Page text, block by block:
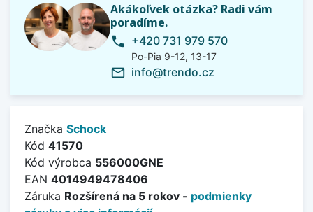
Akákoľvek otázka? Radi vám
poradíme.
phone +420 731 979 570
Po-Pia 9-12, 13-17
mail_outline info@trendo.cz
Značka Schock
Kód 41570
Kód výrobca 556000GNE
EAN 4014949478406
Záruka Rozšírená na 5 rokov - podmienky